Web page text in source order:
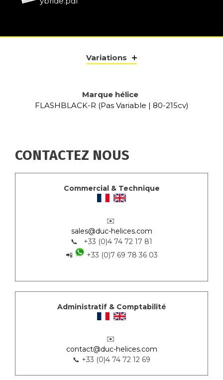
Variations
Marque hélice
FLASHBLACK-R (Pas Variable | 80-215cv)
CONTACTEZ NOUS
Commercial & Technique
✉️
sales@duc-helices.com
📞 +33 (0)4 74 72 17 81
📲
+33 (0)7 69 78 36 03
Administratif & Comptabilité
✉️
contact@duc-helices.com
📞 +33 (0)4 74 72 12 69